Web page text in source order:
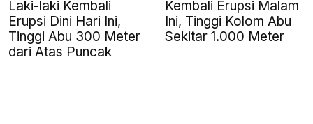
Laki-laki Kembali
Erupsi Dini Hari Ini,
Tinggi Abu 300 Meter
dari Atas Puncak
Kembali Erupsi Malam
Ini, Tinggi Kolom Abu
Sekitar 1.000 Meter